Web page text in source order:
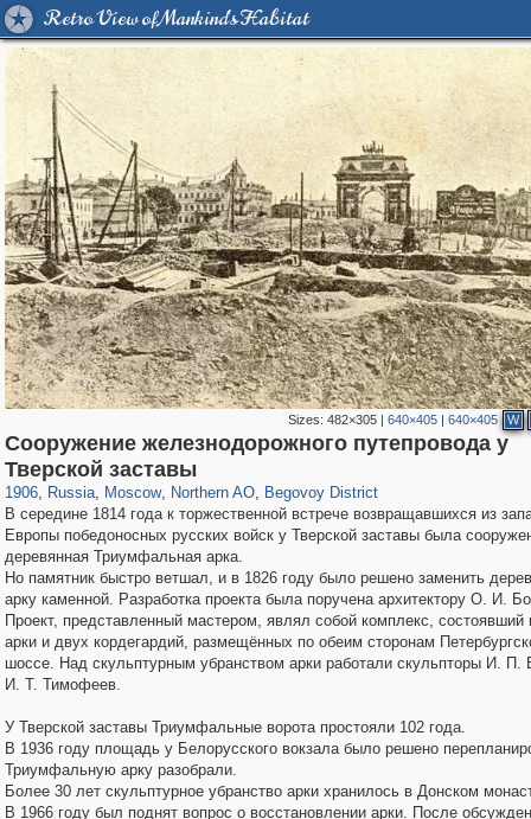
Retro View of Mankind's Habitat
Sizes: 482×305| 640×405| 640×405 W
Сооружение железнодорожного путепровода у
Тверской заставы
1906, Russia
1,406,518 29,243
, Moscow
319,780 8,286
, Northern AO
22,533
, Begovoy District
В середине 1814 года к торжественной встрече возвращавшихся из
Европы победоносных русских войск у Тверской заставы была
деревянная Триумфальная арка.
Но памятник быстро ветшал, и в 1826 году было решено заменить
арку каменной. Разработка проекта была поручена архитектору О. И.
Проект, представленный мастером, являл собой комплекс, состоявший
арки и двух кордегардий, размещённых по обеим сторонам
шоссе. Над скульптурным убранством арки работали скульпторы И. П.
И. Т. Тимофеев.
У Тверской заставы Триумфальные ворота простояли 102 года.
В 1936 году площадь у Белорусского вокзала было решено
Триумфальную арку разобрали.
Более 30 лет скульптурное убранство арки хранилось в Донском
В 1966 году был поднят вопрос о восстановлении арки. После